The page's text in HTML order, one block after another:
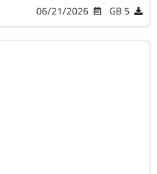
5 GB
06/21/2026